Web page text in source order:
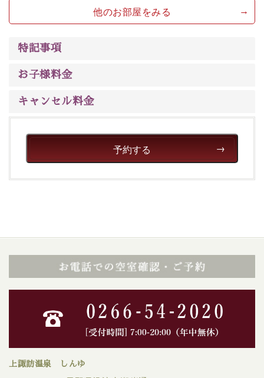
他のお部屋をみる
特記事項
お子様料金
キャンセル料金
予約する
上諏訪温泉 しんゆ